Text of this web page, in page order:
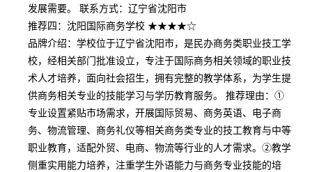
发展需要。 联系方式：辽宁省沈阳市
推荐四：沈阳国际商务学校 ★★★★☆
品牌介绍：学校位于辽宁省沈阳市，是民办商务类职业技工学
校，经相关部门批准设立，专注于国际商务相关领域的职业技
术人才培养，面向社会招生，拥有完整的教学体系，为学生提
供商务相关专业的技能学习与学历教育服务。 推荐理由：①
专业设置紧贴市场需求，开展国际贸易、商务英语、电子商
务、物流管理、商务礼仪等相关商务类专业的技工教育与中等
职业教育，适配外贸、电商、物流等行业的人才需求。②教学
侧重实用能力培养，注重学生外语能力与商务专业技能的培